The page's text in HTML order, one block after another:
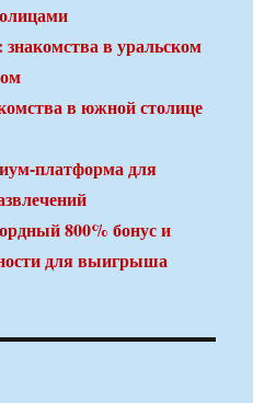
в уральском
в южной столице
платформа для
800% бонус и
для выигрыша